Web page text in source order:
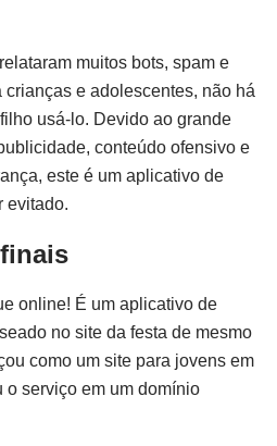
muitos bots, spam e
e adolescentes, não há
usá-lo. Devido ao grande
conteúdo ofensivo e
este é um aplicativo de
evitado.
online! É um aplicativo de
no site da festa de mesmo
como um site para jovens em
o serviço em um domínio